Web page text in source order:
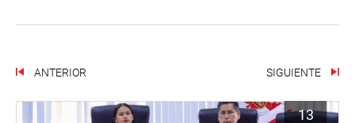
ANTERIOR SIGUIENTE
13